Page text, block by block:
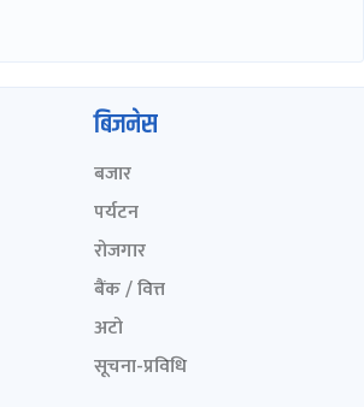
बिजनेस
बजार
पर्यटन
रोजगार
बैंक / वित्त
अटो
सूचना-प्रविधि